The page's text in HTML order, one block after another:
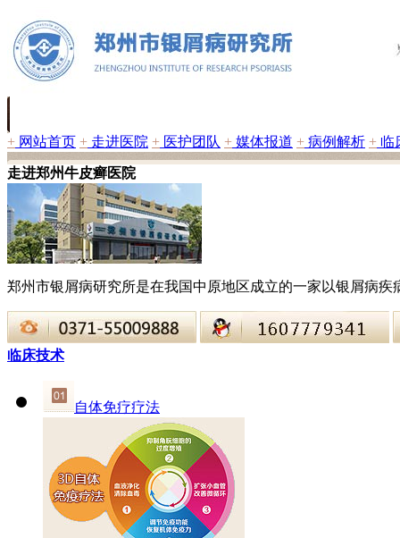
+ 网站首页 + 走进医院 + 医护团队 + 媒体报道 + 病例解析 + 临
走进郑州牛皮癣医院
郑州市银屑病研究所是在我国中原地区成立的一家以银屑病疾
临床技术
自体免疗疗法